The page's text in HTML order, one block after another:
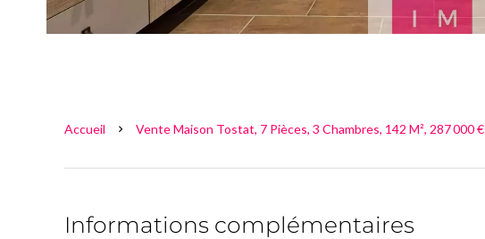
Accueil Vente Maison Tostat, 7 Pièces, 3 Chambres, 142 M², 287 000 €
Informations complémentaires